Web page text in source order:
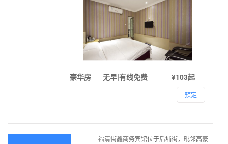
豪华房 ¥103起
无早|有线免费
预定
福清街鑫商务宾馆位于后埔街，毗邻高豪